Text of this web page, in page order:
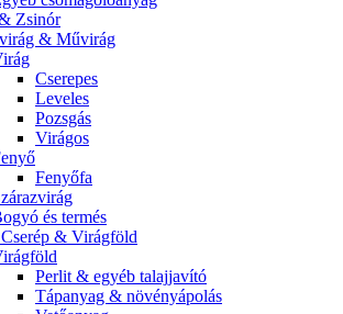
Zsinór
& Művirág
Cserepes
Leveles
Pozsgás
Virágos
Fenyőfa
és termés
& Virágföld
Perlit & egyéb talajjavító
Tápanyag & növényápolás